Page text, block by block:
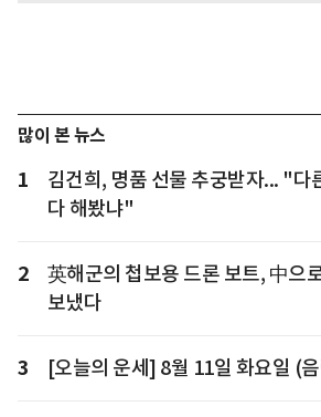
많이 본 뉴스
1
김건희, 명품 선물 추궁받자... "다
다 해봤냐"
2
英해군의 첩보용 드론 보트, 中으
보냈다
3 [오늘의 운세] 8월 11일 화요일 (